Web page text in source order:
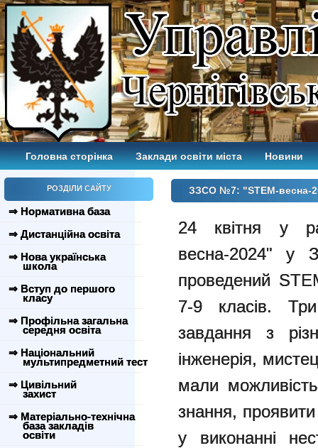
Головна сторінка Заклади освіти міста Новини
РОЗДІЛИ САЙТУ
⇒ Нормативна база
⇒ Дистанційна освіта
⇒ Нова українська
школа
⇒ Вступ до першого
класу
⇒ Профільна загальна
середня освіта
⇒ Національний
мультипредметний тест
⇒ Цивільний
захист
⇒ Матеріально-технічна
база закладів
освіти
ЗЗСО №7: "STEM-весна-
24 квітня у
весна-2024"
проведений
7-9 класів.
завдання з
інженерія,
мали
знання,
у виконанні